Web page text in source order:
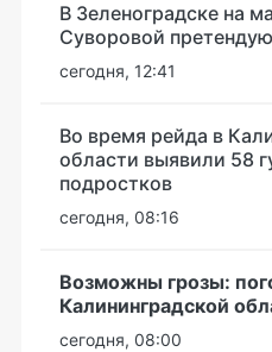
В Зеленоградске на
Суворовой
сегодня, 12:41
Во время рейда в
области выявили 58
подростков
сегодня, 08:16
Возможны грозы:
Калининградской
сегодня, 08:00